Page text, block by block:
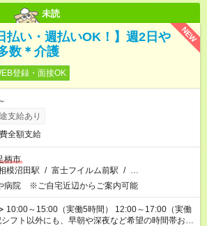
未読
NEW
払い・週払いOK！】週2日や
数＊介護
登録・面接OK
支給あり
全額支給
柄市
模沼田駅 / 富士フイルム前駅 / …
病院 ※ご自宅近辺からご案内可能
～15:00（実働5時間） 12:00～17:00（実働